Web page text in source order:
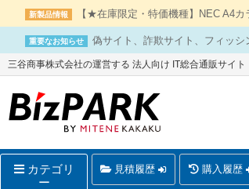
新製品情報 【★在庫限定・特価機種】NEC A4
重要なお知らせ 偽サイト、詐欺サイト、フィッ
三谷商事株式会社の運営する 法人向け IT総合通販サイト
カテゴリ
ー
見積履歴 購入履歴